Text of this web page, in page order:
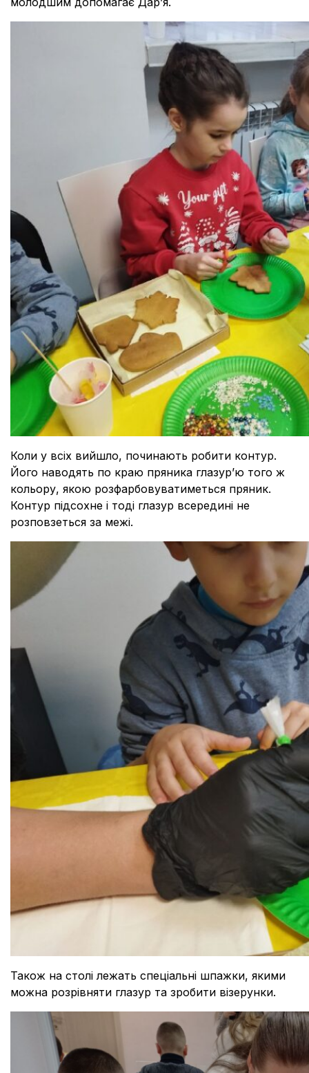
Коли у всіх вийшло, починають робити контур.
Його наводять по краю пряника глазур’ю того ж
кольору, якою розфарбовуватиметься пряник.
Контур підсохне і тоді глазур всередині не
розповзеться за межі.
Також на столі лежать спеціальні шпажки, якими
можна розрівняти глазур та зробити візерунки.